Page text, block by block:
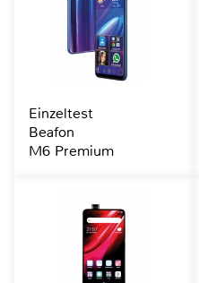
Einzeltest
Beafon
M6 Premium